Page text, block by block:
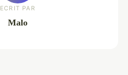
ECRIT PAR
Malo